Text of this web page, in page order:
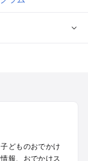
どものおでかけ
報、おでかけス